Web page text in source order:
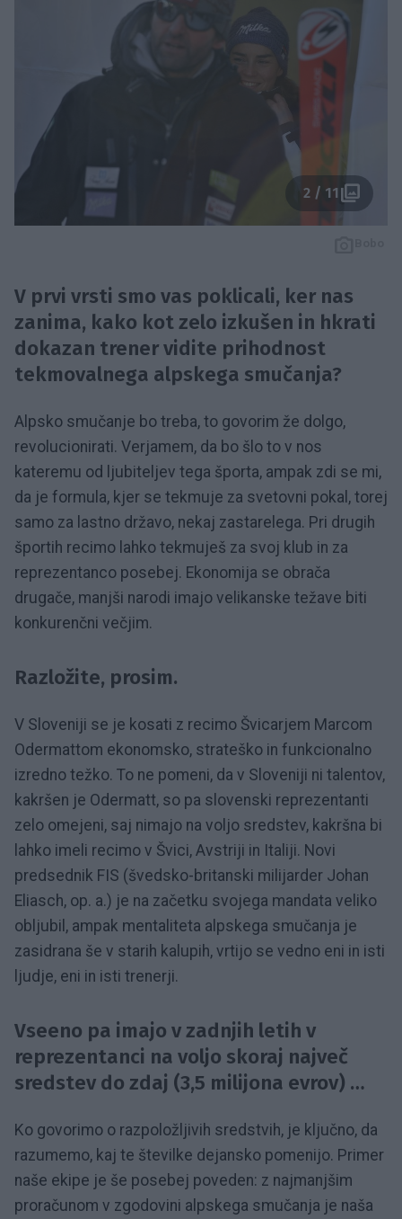
2 / 11
V prvi vrsti smo vas poklicali, ker nas
zanima, kako kot zelo izkušen in hkrati
dokazan trener vidite prihodnost
tekmovalnega alpskega smučanja?
Alpsko smučanje bo treba, to govorim že dolgo,
revolucionirati. Verjamem, da bo šlo to v nos
kateremu od ljubiteljev tega športa, ampak zdi se mi,
da je formula, kjer se tekmuje za svetovni pokal, torej
samo za lastno državo, nekaj zastarelega. Pri drugih
športih recimo lahko tekmuješ za svoj klub in za
reprezentanco posebej. Ekonomija se obrača
drugače, manjši narodi imajo velikanske težave biti
konkurenčni večjim.
Razložite, prosim.
V Sloveniji se je kosati z recimo Švicarjem Marcom
Odermattom ekonomsko, strateško in funkcionalno
izredno težko. To ne pomeni, da v Sloveniji ni talentov,
kakršen je Odermatt, so pa slovenski reprezentanti
zelo omejeni, saj nimajo na voljo sredstev, kakršna bi
lahko imeli recimo v Švici, Avstriji in Italiji. Novi
predsednik FIS (švedsko-britanski milijarder Johan
Eliasch, op. a.) je na začetku svojega mandata veliko
obljubil, ampak mentaliteta alpskega smučanja je
zasidrana še v starih kalupih, vrtijo se vedno eni in isti
ljudje, eni in isti trenerji.
Vseeno pa imajo v zadnjih letih v
reprezentanci na voljo skoraj največ
sredstev do zdaj (3,5 milijona evrov) …
Ko govorimo o razpoložljivih sredstvih, je ključno, da
razumemo, kaj te številke dejansko pomenijo. Primer
naše ekipe je še posebej poveden: z najmanjšim
proračunom v zgodovini alpskega smučanja je naša